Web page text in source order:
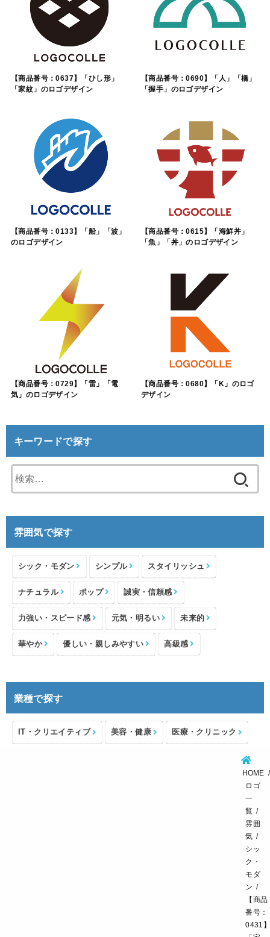
【商品番号：0637】「ひし形」
「家紋」のロゴデザイン
【商品番号：0690】「人」「橋」
「握手」のロゴデザイン
【商品番号：0133】「船」「波」
のロゴデザイン
【商品番号：0615】「海鮮丼」
「魚」「丼」のロゴデザイン
【商品番号：0729】「雷」「電
気」のロゴデザイン
【商品番号：0680】「K」のロゴ
デザイン
キーワードで探す
索:
雰囲気で探す
シック・モダン シンプル スタイリッシュ
ナチュラル ポップ 誠実・信頼感
力強い・スピード感 元気・明るい 未来的
華やか 優しい・親しみやすい 高級感
業種で探す
IT・クリエイティブ 美容・健康 医療・クリニック
HOME
ロゴ
一
覧
雰囲
気
シッ
ク・
モダ
ン
【商品
番号：
0431】